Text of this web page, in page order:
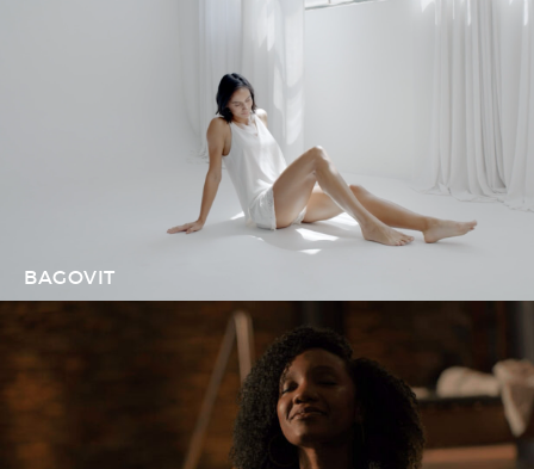
BAGOVIT